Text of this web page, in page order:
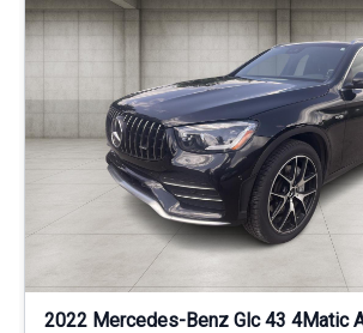
2022 Mercedes-Benz Glc 43 4Matic